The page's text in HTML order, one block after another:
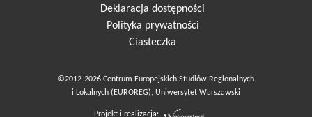
Deklaracja dostępności
Polityka prywatności
Ciasteczka
©2012-2026 Centrum Europejskich Studiów Regionalnych
i Lokalnych (EUROREG), Uniwersytet Warszawski
Projekt i realizacja: